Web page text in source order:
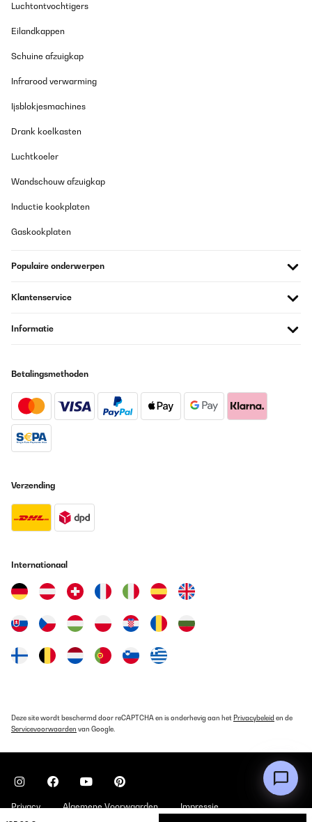
Luchtontvochtigers
Eilandkappen
Schuine afzuigkap
Infrarood verwarming
Ijsblokjesmachines
Drank koelkasten
Luchtkoeler
Wandschouw afzuigkap
Inductie kookplaten
Gaskookplaten
Populaire onderwerpen
Klantenservice
Informatie
Betalingsmethoden
Verzending
Internationaal
Deze site wordt beschermd door reCAPTCHA en is onderhevig aan het Privacybeleid en de
Servicevoorwaarden van Google.
Privacy Algemene Voorwaarden Impressie